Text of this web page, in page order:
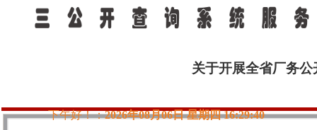
所在位置：首页 >文件汇编> 省总工会文件
关于开展全省厂务